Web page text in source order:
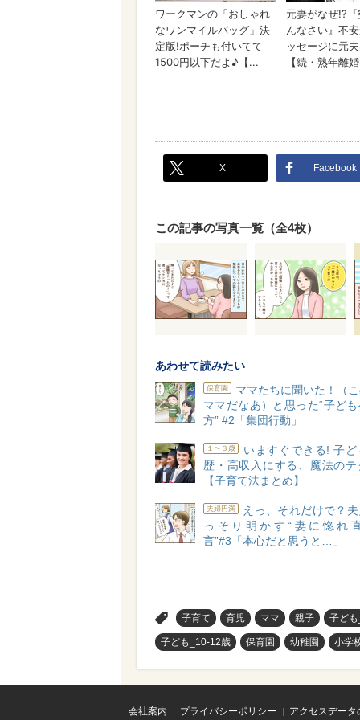
X Facebook
この記事の写真一覧（全4枚）
あわせて読みたい
保育園
ママたちに聞いた！（
ママだなあ）と思った“子ど
方” #2「集団行動」
１〜３歳
いますぐできる! 子ど
歴・高収入にする、魔法の
【子育て法まとめ】
夫婦円満
えっ、それだけで？
っそり明かす“妻に惚れ
言”#3「本心だと思うと…」
子育て 育児 ママ 親子 子ど
子ども_10-12歳 保育園 幼稚園 小学
会社案内 プライバシーポリシー アクセスデー